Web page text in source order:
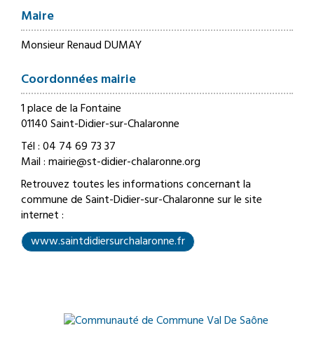
Maire
Monsieur Renaud DUMAY
Coordonnées mairie
1 place de la Fontaine
01140 Saint-Didier-sur-Chalaronne
Tél :04 74 69 73 37
Mail :mairie@st-didier-chalaronne.org
Retrouvez toutes les informations concernant la
commune de Saint-Didier-sur-Chalaronne sur le site
internet :
www.saintdidiersurchalaronne.fr